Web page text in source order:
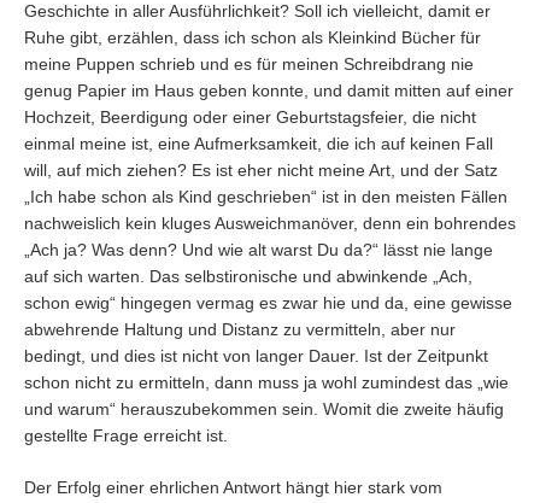
Geschichte in aller Ausführlichkeit? Soll ich vielleicht, damit er
Ruhe gibt, erzählen, dass ich schon als Kleinkind Bücher für
meine Puppen schrieb und es für meinen Schreibdrang nie
genug Papier im Haus geben konnte, und damit mitten auf einer
Hochzeit, Beerdigung oder einer Geburtstagsfeier, die nicht
einmal meine ist, eine Aufmerksamkeit, die ich auf keinen Fall
will, auf mich ziehen? Es ist eher nicht meine Art, und der Satz
„Ich habe schon als Kind geschrieben“ ist in den meisten Fällen
nachweislich kein kluges Ausweichmanöver, denn ein bohrendes
„Ach ja? Was denn? Und wie alt warst Du da?“ lässt nie lange
auf sich warten. Das selbstironische und abwinkende „Ach,
schon ewig“ hingegen vermag es zwar hie und da, eine gewisse
abwehrende Haltung und Distanz zu vermitteln, aber nur
bedingt, und dies ist nicht von langer Dauer. Ist der Zeitpunkt
schon nicht zu ermitteln, dann muss ja wohl zumindest das „wie
und warum“ herauszubekommen sein. Womit die zweite häufig
gestellte Frage erreicht ist.
Der Erfolg einer ehrlichen Antwort hängt hier stark vom